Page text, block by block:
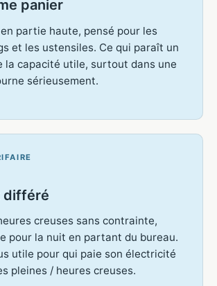
panier
partie haute, pensé pour les
et les ustensiles. Ce qui paraît un
la capacité utile, surtout dans une
sérieusement.
différé
creuses sans contrainte,
pour la nuit en partant du bureau.
utile pour qui paie son électricité
pleines / heures creuses.